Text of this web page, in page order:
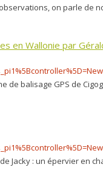
on parle de
en Wallonie par
de balisage GPS de
Jacky : un épervier en